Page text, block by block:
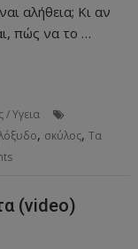
αλήθεια; Κι αν
πώς να το …
/ Υγεια
, σκύλος,Τα
(video)